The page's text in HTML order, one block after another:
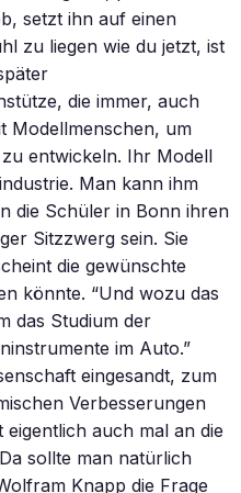
setzt ihn auf einen
zu liegen wie du jetzt, ist
die immer, auch
Modellmenschen, um
entwickeln. Ihr Modell
Man kann ihm
die Schüler in Bonn ihren
Sitzzwerg sein. Sie
die gewünschte
könnte. “Und wozu das
das Studium der
im Auto.”
eingesandt, zum
Verbesserungen
auch mal an die
sollte man natürlich
Knapp die Frage